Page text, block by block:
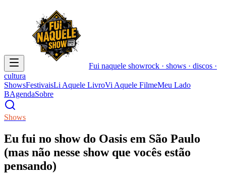
Fui naquele showrock · shows · discos ·
cultura
ShowsFestivaisLi Aquele LivroVi Aquele FilmeMeu Lado
BAgendaSobre
Shows
Eu fui no show do Oasis em São Paulo
(mas não nesse show que vocês estão
pensando)